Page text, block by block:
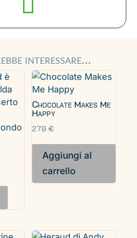
interessare…
Chocolate Makes Me
Happy
279 €
Aggiungi al
carrello